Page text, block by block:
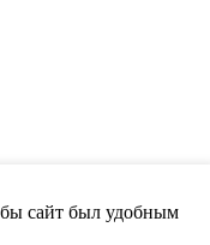
сайт был удобным